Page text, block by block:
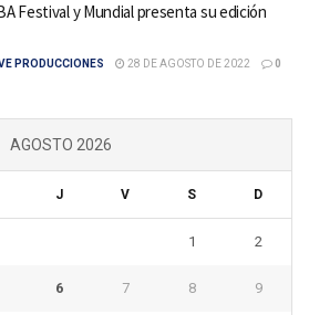
Festival y Mundial presenta su edición
PRODUCCIONES 28 DE AGOSTO DE 2022 0
AGOSTO 2026
J V S D
1 2
6 7 8 9